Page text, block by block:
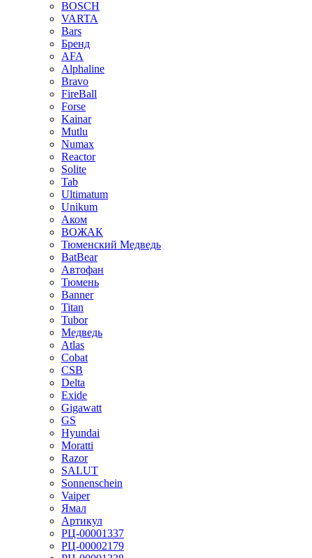
BOSCH
VARTA
Bars
Бренд
AFA
Alphaline
Bravo
FireBall
Forse
Kainar
Mutlu
Numax
Reactor
Solite
Tab
Ultimatum
Unikum
Аком
ВОЖАК
Тюменский Медведь
BatBear
Автофан
Тюмень
Banner
Titan
Tubor
Медведь
Atlas
Cobat
CSB
Delta
Exide
Gigawatt
GS
Hyundai
Moratti
Razor
SALUT
Sonnenschein
Vaiper
Ямал
Артикул
РЦ-00001337
РЦ-00002179